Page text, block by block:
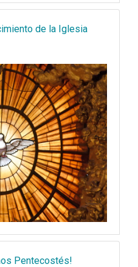
de la Iglesia
Pentecostés!